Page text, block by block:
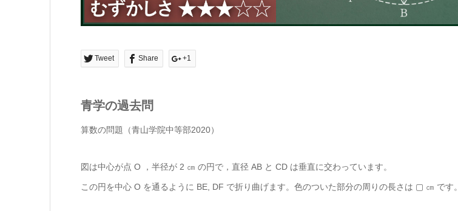
Tweet Share +1
青学の過去問
算数の問題（青山学院中等部2020）
図は中心が点 O ，半径が 2 ㎝ の円で，直径 AB と CD は垂直に交わっています。
この円を中心 O を通るように BE, DF で折り曲げます。色のついた部分の周りの長さは ▢ ㎝ です。